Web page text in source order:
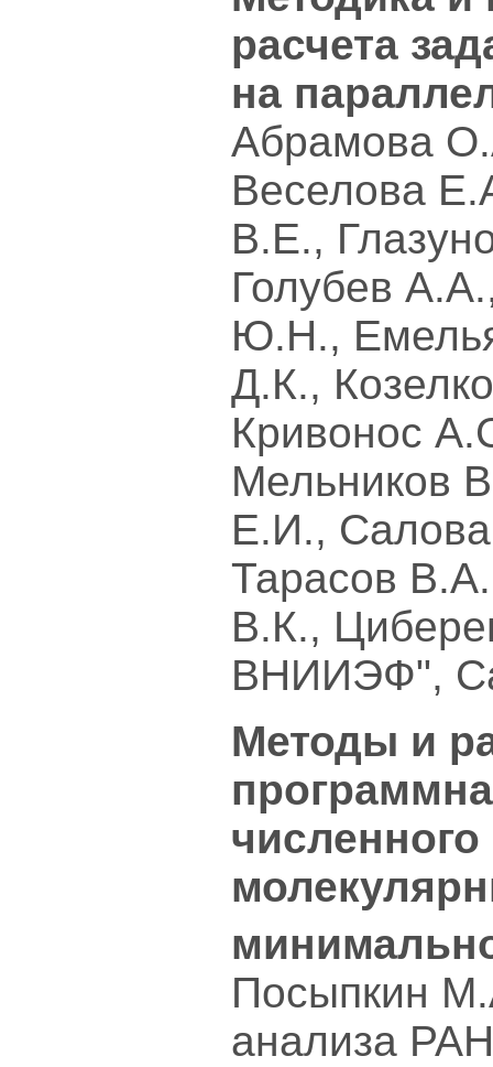
расчета
на
Абрамова
Веселова
В.Е.,
Голубев
Ю.Н.,
Д.К.,
Кривонос
Мельников
Е.И.,
Тарасов
В.К.,
ВНИИЭФ",
Методы и
Посыпкин
анализа